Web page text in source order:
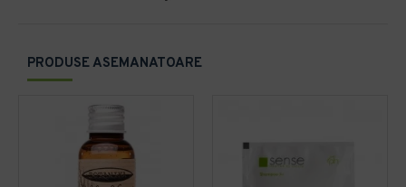
PRODUSE ASEMANATOARE